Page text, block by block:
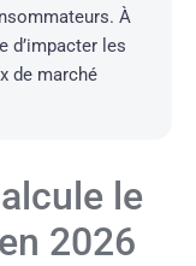
À
d’impacter les
de marché
le
2026